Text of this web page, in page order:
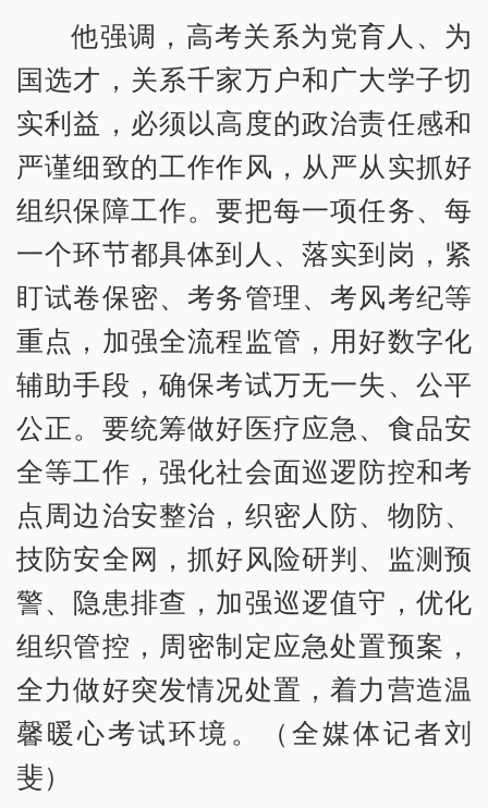
他强调，高考关系为党育人、为
国选才，关系千家万户和广大学子切
实利益，必须以高度的政治责任感和
严谨细致的工作作风，从严从实抓好
组织保障工作。要把每一项任务、每
一个环节都具体到人、落实到岗，紧
盯试卷保密、考务管理、考风考纪等
重点，加强全流程监管，用好数字化
辅助手段，确保考试万无一失、公平
公正。要统筹做好医疗应急、食品安
全等工作，强化社会面巡逻防控和考
点周边治安整治，织密人防、物防、
技防安全网，抓好风险研判、监测预
警、隐患排查，加强巡逻值守，优化
组织管控，周密制定应急处置预案，
全力做好突发情况处置，着力营造温
馨暖心考试环境。（全媒体记者刘
斐）